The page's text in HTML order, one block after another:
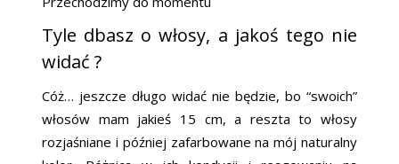
Tyle dbasz o włosy, a jakoś tego nie
widać ?
Cóż… jeszcze długo widać nie będzie, bo “swoich”
włosów mam jakieś 15 cm, a reszta to włosy
rozjaśniane i później zafarbowane na mój naturalny